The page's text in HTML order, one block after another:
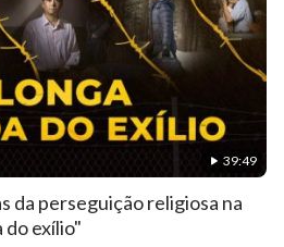
39:49
da perseguição religiosa na
do exílio"